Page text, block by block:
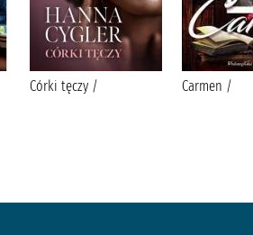
Córki tęczy / Carmen /